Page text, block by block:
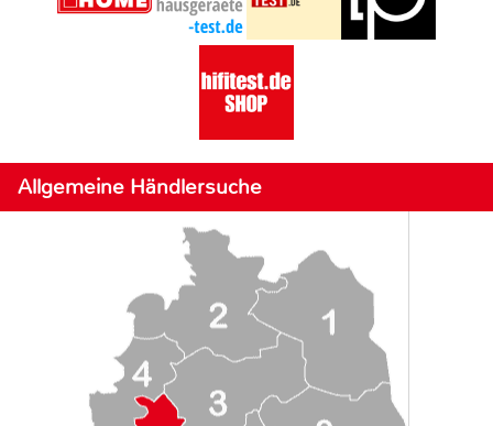
Allgemeine Händlersuche